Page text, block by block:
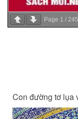
Page 1 /
Tứ Thư Lãnh